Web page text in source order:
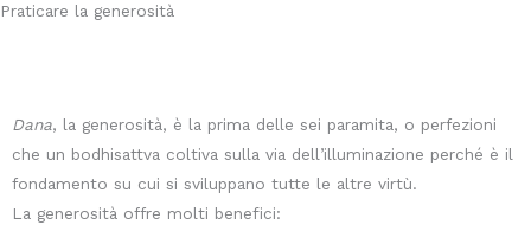
Praticare la generosità
Dana, la generosità, è la prima delle sei paramita, o perfezioni
che un bodhisattva coltiva sulla via dell’illuminazione perché è il
fondamento su cui si sviluppano tutte le altre virtù.
La generosità offre molti benefici: